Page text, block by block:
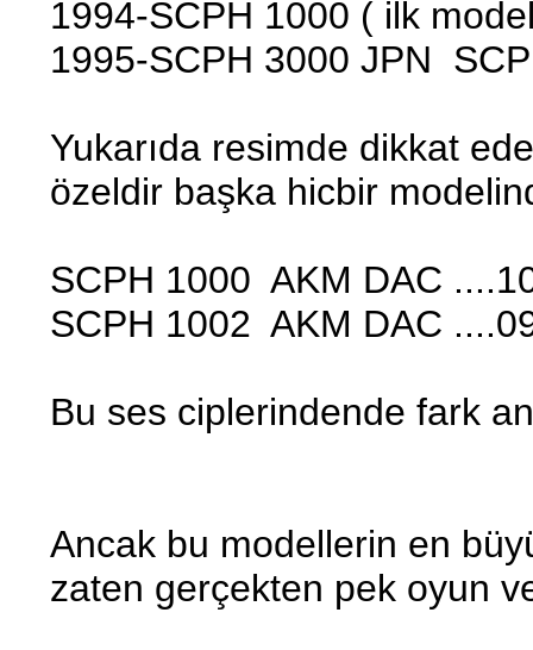
1994-SCPH 1000 ( ilk
1995-SCPH 3000 JPN
Yukarıda resimde dikkat
özeldir başka hicbir
SCPH 1000 AKM DAC
SCPH 1002 AKM DAC
Bu ses ciplerindende fark
Ancak bu modellerin en
zaten gerçekten pek oyun